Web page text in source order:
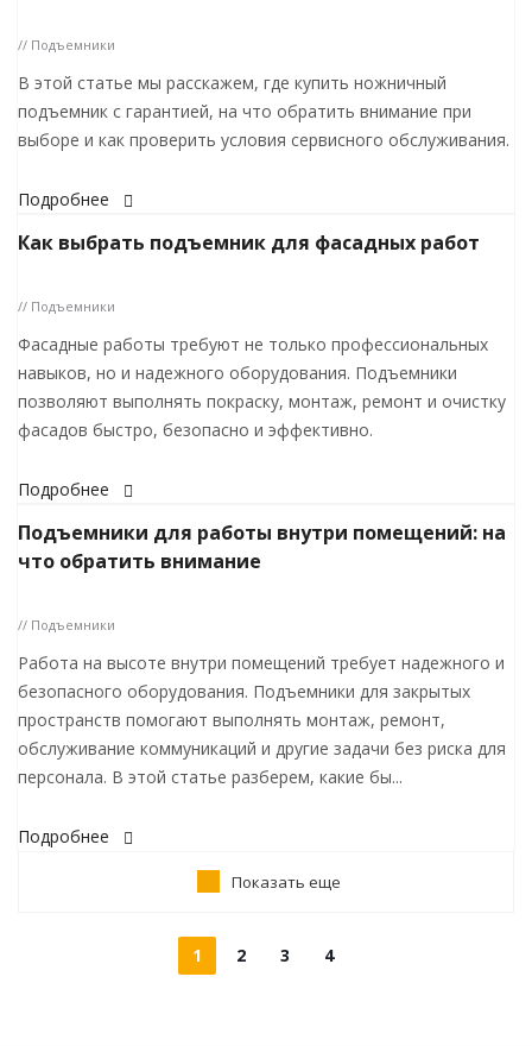
// Подъемники
В этой статье мы расскажем, где купить ножничный
подъемник с гарантией, на что обратить внимание при
выборе и как проверить условия сервисного обслуживания.
Подробнее
Как выбрать подъемник для фасадных работ
// Подъемники
Фасадные работы требуют не только профессиональных
навыков, но и надежного оборудования. Подъемники
позволяют выполнять покраску, монтаж, ремонт и очистку
фасадов быстро, безопасно и эффективно.
Подробнее
Подъемники для работы внутри помещений: на
что обратить внимание
// Подъемники
Работа на высоте внутри помещений требует надежного и
безопасного оборудования. Подъемники для закрытых
пространств помогают выполнять монтаж, ремонт,
обслуживание коммуникаций и другие задачи без риска для
персонала. В этой статье разберем, какие бы...
Подробнее
Показать еще
1 2 3 4